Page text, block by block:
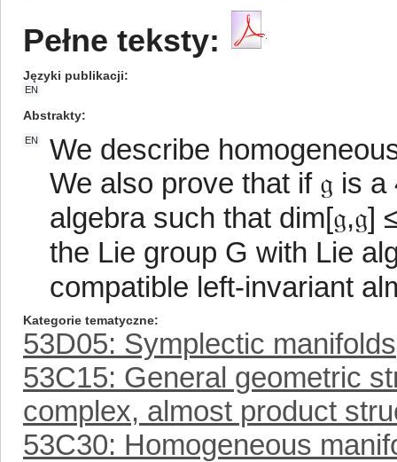
Pełne teksty:
Języki publikacji
EN
Abstrakty
EN
We describe
We also prove that if 𝔤 is
algebra such that dim[𝔤,𝔤]
the Lie group G with Lie
compatible left-invariant
Kategorie tematyczne
53D05: Symplectic
53C15: General geometric
complex, almost product
53C30: Homogeneous